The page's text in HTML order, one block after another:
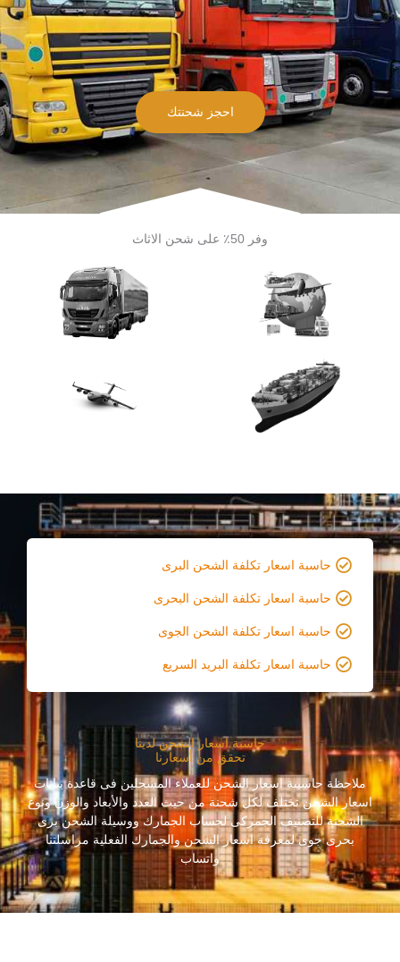
احجز شحنتك
وفر 50٪ على شحن الاثاث
حاسبة اسعار تكلفة الشحن البرى
حاسبة اسعار تكلفة الشحن البحرى
حاسبة اسعار تكلفة الشحن الجوى
حاسبة اسعار تكلفة البريد السريع
حاسبة اسعار الشحن لدينا
تحقق من أسعارنا
ملاحظة حاسبىة اسعار الشحن للعملاء المسجلين فى قاعدة بيانات
اسعار الشحن تختلف لكل شحنة من حيث العدد والأبعاد والوزن ونوع
الشحنة للتصنيف الجمركى لحساب الجمارك ووسيلة الشحن برى
بحرى جوى لمعرفة اسعار الشحن والجمارك الفعلية مراسلتنا
واتساب